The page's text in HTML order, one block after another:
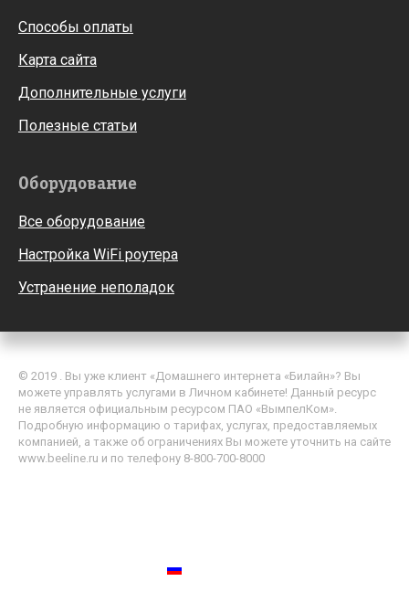
Способы оплаты
Карта сайта
Дополнительные услуги
Полезные статьи
Оборудование
Все оборудование
Настройка WiFi роутера
Устранение неполадок
© 2019 . Вы уже клиент «Домашнего интернета «Билайн»? Вы
можете управлять услугами в Личном кабинете! Данный ресурс
не является официальным ресурсом ПАО «ВымпелКом».
Подробную информацию о тарифах, услугах, предоставляемых
компанией, а также об ограничениях Вы можете уточнить на сайте
www.beeline.ru и по телефону 8-800-700-8000